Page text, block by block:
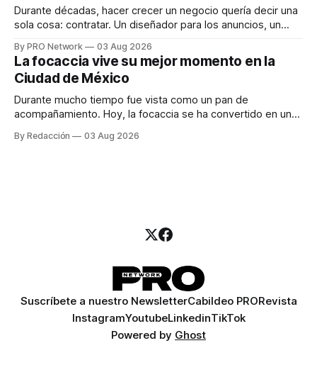
Durante décadas, hacer crecer un negocio quería decir una
sola cosa: contratar. Un diseñador para los anuncios, un
para los textos, alguien que supiera de publicidad digital
para encontrar prospectos, un vendedor para atender
llamadas y mensajes, y —con suerte— una persona
By PRO Network 03 Aug 2026
La focaccia vive su mejor momento en la
Ciudad de México
Durante mucho tiempo fue vista como un pan de
acompañamiento. Hoy, la focaccia se ha convertido en uno
artesanal, ingredientes de calidad y experiencias que
By Redacción 03 Aug 2026
Suscríbete a nuestro NewsletterCabildeo PRORevista
InstagramYoutubeLinkedinTikTok
Powered by Ghost